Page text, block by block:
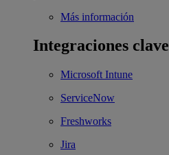
Más información
Integraciones clave
Microsoft Intune
ServiceNow
Freshworks
Jira